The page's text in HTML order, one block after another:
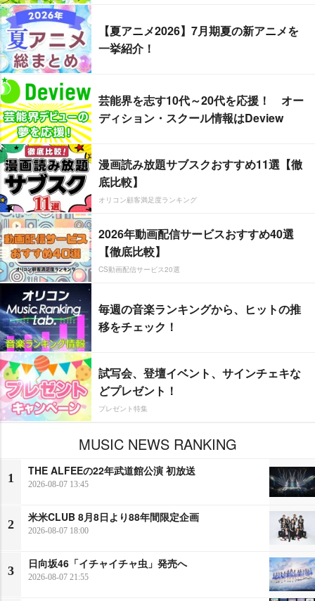
【夏アニメ2026】7月期夏の新アニメを
一挙紹介！
芸能界を志す10代～20代を応援！ オー
ディション・スクール情報はDeview
漫画読み放題サブスクおすすめ11選【徹
底比較】
オリコン顧客満足度ランキング
2026年動画配信サービスおすすめ40選
【徹底比較】
CS動画配信サービス20選
毎週の音楽ランキングから、ヒットの推
移をチェック！
試写会、登壇イベント、サインチェキな
どプレゼント！
プレゼント特集
MUSIC NEWS RANKING
1
THE ALFEEの22年武道館公演 初放送
2026-08-07 13:45
2
米米CLUB 8月8日より88年間限定企画
2026-08-07 18:00
3
日向坂46「イチャイチャ虫」発売へ
2026-08-07 21:55